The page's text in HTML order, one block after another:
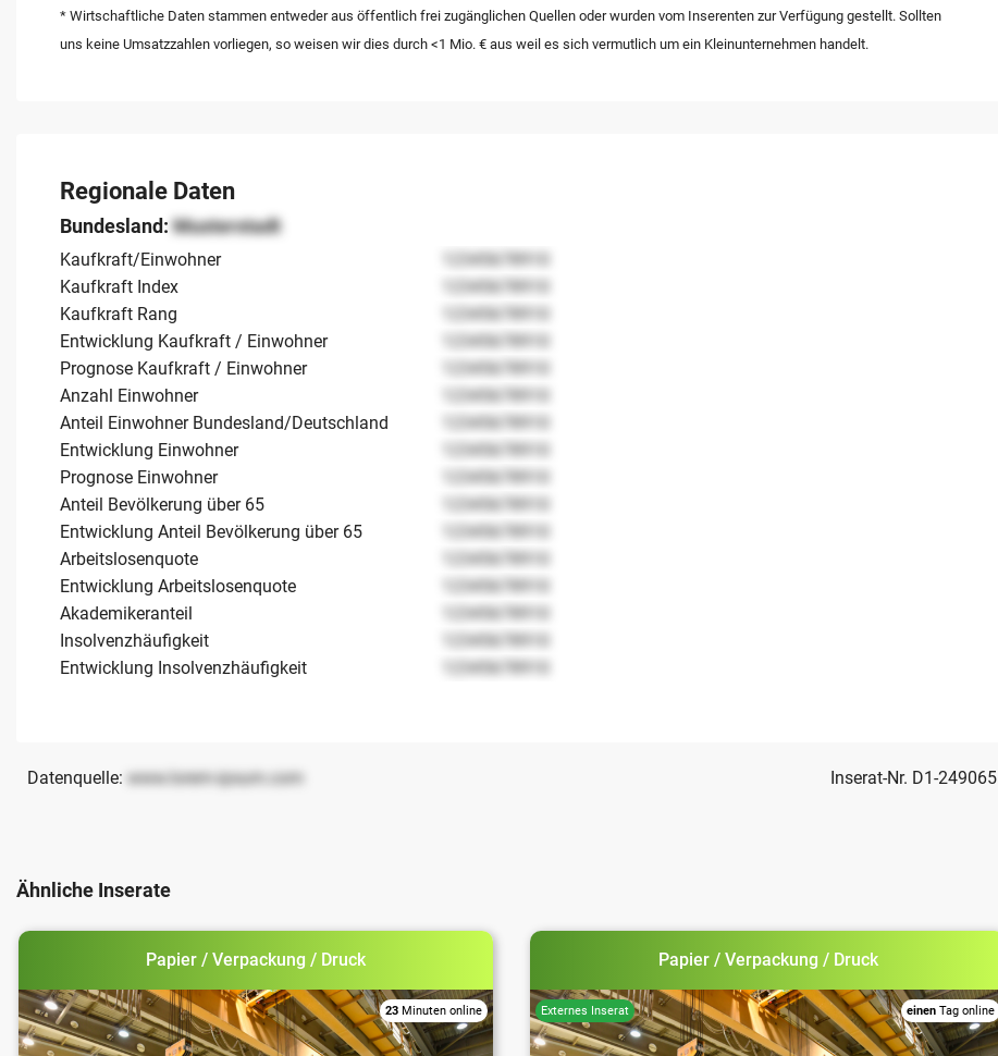
* Wirtschaftliche Daten stammen entweder aus öffentlich frei zugänglichen Quellen oder wurden vom Inserenten zur Verfügung gestellt. Sollten
uns keine Umsatzzahlen vorliegen, so weisen wir dies durch <1 Mio. € aus weil es sich vermutlich um ein Kleinunternehmen handelt.
Regionale Daten
Bundesland: Musterstadt
Kaufkraft/Einwohner
12345678910
Kaufkraft Index
12345678910
Kaufkraft Rang
12345678910
Entwicklung Kaufkraft / Einwohner
12345678910
Prognose Kaufkraft / Einwohner
12345678910
Anzahl Einwohner
12345678910
Anteil Einwohner Bundesland/Deutschland
12345678910
Entwicklung Einwohner
12345678910
Prognose Einwohner
12345678910
Anteil Bevölkerung über 65
12345678910
Entwicklung Anteil Bevölkerung über 65
12345678910
Arbeitslosenquote
12345678910
Entwicklung Arbeitslosenquote
12345678910
Akademikeranteil
12345678910
Insolvenzhäufigkeit
12345678910
Entwicklung Insolvenzhäufigkeit
12345678910
Datenquelle: www.lorem-ipsum.com Inserat-Nr. D1-249065
Ähnliche Inserate
Papier / Verpackung / Druck
23 Minuten online
Papier / Verpackung / Druck
einenTag online